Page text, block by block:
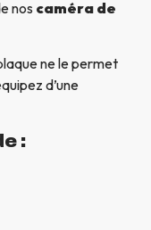
nos caméra de
ne le permet
d’une
: